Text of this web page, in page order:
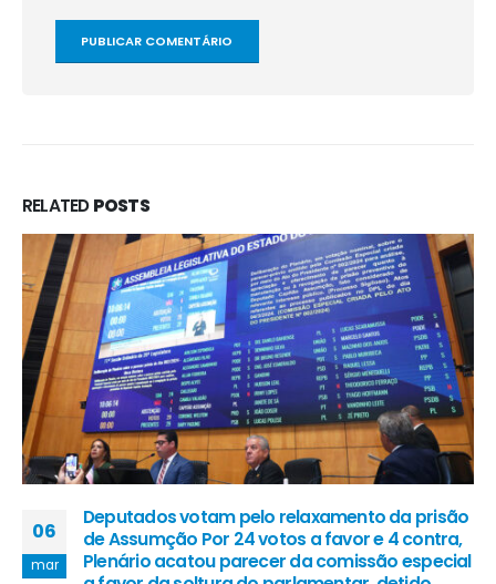
RELATEDPOSTS
06
mar
Deputados votam pelo relaxamento da prisão
de Assumção Por 24 votos a favor e 4 contra,
Plenário acatou parecer da comissão especial